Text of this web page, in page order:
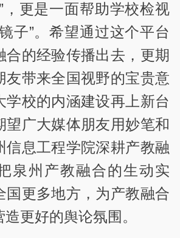
，更是一面帮助学校检视
子”。希望通过这个平台
合的经验传播出去，更期
友带来全国视野的宝贵意
学校的内涵建设再上新台
望广大媒体朋友用妙笔和
信息工程学院深耕产教融
泉州产教融合的生动实
国更多地方，为产教融合
更好的舆论氛围。